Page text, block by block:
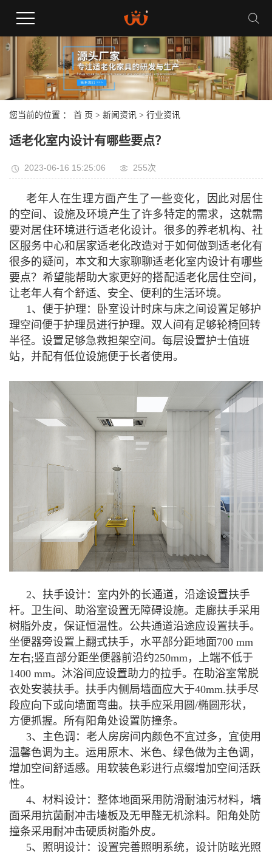
您当前的位置 ： 首 页 > 新闻资讯 > 行业资讯
适老化室内设计有哪些要点？
2023-06-16 15:25:06 255次
老年人在生理方面产生了一些变化，因此对居住
的空间、设施及环境产生了许多特定的需求，这就需
要对居住环境进行适老化设计。很多的养老机构、社
区服务中心和居家适老化改造对于如何做到适老化有
很多的疑问，本文和大家聊聊适老化室内设计有哪些
要点？希望能帮助大家更好的搭配适老化居住空间，
让老年人有个舒适、安全、便利的生活环境。
1、便于护理：卧室设计时床与床之间设置足够护
理空间便于护理员进行护理。双人间有足够轮椅回转
半径。设置足够急救担架空间。每层设置护士值班
站，并配有低位设施便于长者使用。
2、扶手设计：室内外的长通道，沿途设置扶手
杆。卫生间、助浴室设置无障碍设施。走廊扶手采用
树脂外皮，保证恒温性。公共通道沿途应设置扶手。
坐便器旁设置上翻式扶手，水平部分距地面700 mm
左右;竖直部分距坐便器前沿约250mm，上端不低于
1400 mm。沐浴间应设置助力的拉手。在助浴室常脱
衣处安装扶手。扶手内侧局墙面应大于40mm.扶手尽
段应向下或向墙面弯曲。扶手应采用圆/椭圆形状，
方便抓握。所有阳角处设置防撞条。
3、主色调：老人房房间内颜色不宜过多，宜使用
温馨色调为主。运用原木、米色、绿色做为主色调，
增加空间舒适感。用软装色彩进行点缀增加空间活跃
性。
4、材料设计：整体地面采用防滑耐油污材料，墙
面采用抗菌耐冲击墙板及无甲醛无机涂料。阳角处防
撞条采用耐冲击硬质树脂外皮。
5、照明设计：设置完善照明系统，设计防眩光照